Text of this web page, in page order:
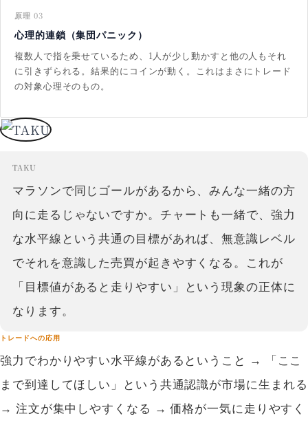
原理 03
心理的連鎖（集団パニック）
複数人で指を乗せているため、1人が少し動かすと他の人もそれ
に引きずられる。結果的にコインが動く。これはまさにトレード
の対象心理そのもの。
TAKU
マラソンで同じゴールがあるから、みんな一緒の方
向に走るじゃないですか。チャートも一緒で、強力
な水平線という共通の目標があれば、無意識レベル
でそれを意識した売買が起きやすくなる。これが
「目標値があると走りやすい」という現象の正体に
なります。
トレードへの応用
強力でわかりやすい水平線があるということ → 「ここ
まで到達してほしい」という共通認識が市場に生まれる
→ 注文が集中しやすくなる → 価格が一気に走りやすく